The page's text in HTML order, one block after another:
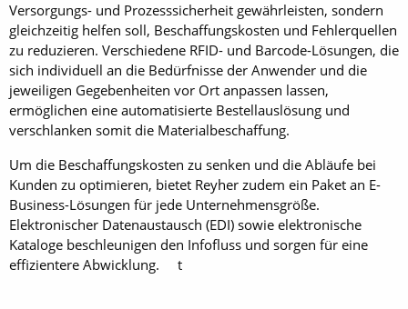
Versorgungs- und Prozesssicherheit gewährleisten, sondern
gleichzeitig helfen soll, Beschaffungskosten und Fehlerquellen
zu reduzieren. Verschiedene RFID- und Barcode-Lösungen, die
sich individuell an die Bedürfnisse der Anwender und die
jeweiligen Gegebenheiten vor Ort anpassen lassen,
ermöglichen eine automatisierte Bestellauslösung und
verschlanken somit die Materialbeschaffung.
Um die Beschaffungskosten zu senken und die Abläufe bei
Kunden zu optimieren, bietet Reyher zudem ein Paket an E-
Business-Lösungen für jede Unternehmensgröße.
Elektronischer Datenaustausch (EDI) sowie elektronische
Kataloge beschleunigen den Infofluss und sorgen für eine
effizientere Abwicklung. t